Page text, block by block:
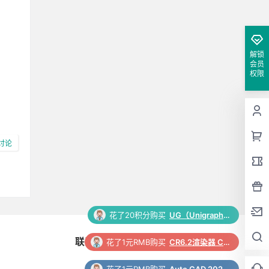
论
解锁
会员
权限
联系与合作
花了20积分购买 UG（Unigraphics NX）12.0 安装包下载及安装教程
花了1元RMB购买 CR6.2渲染器 Corona 6.2 for 3ds Max（2014-2022）中/英文版下载和安装教程